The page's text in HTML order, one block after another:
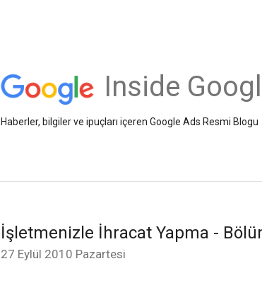
Inside
Haberler, bilgiler ve ipuçları içeren Google Ads Resmi Blogu
İşletmenizle İhracat Yapma -
27 Eylül 2010 Pazartesi